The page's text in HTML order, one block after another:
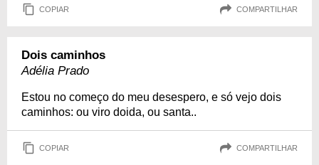
COPIAR COMPARTILHAR
Dois caminhos
Adélia Prado
Estou no começo do meu desespero, e só vejo dois
caminhos: ou viro doida, ou santa..
COPIAR COMPARTILHAR